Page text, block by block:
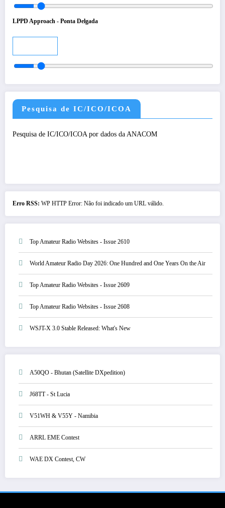
LPPD Approach - Ponta Delgada
Pesquisa de IC/ICO/ICOA
Pesquisa de IC/ICO/ICOA por dados da ANACOM
Erro RSS: WP HTTP Error: Não foi indicado um URL válido.
Top Amateur Radio Websites - Issue 2610
World Amateur Radio Day 2026: One Hundred and One Years On the Air
Top Amateur Radio Websites - Issue 2609
Top Amateur Radio Websites - Issue 2608
WSJT-X 3.0 Stable Released: What's New
A50QO - Bhutan (Satellite DXpedition)
J68TT - St Lucia
V51WH & V55Y - Namibia
ARRL EME Contest
WAE DX Contest, CW